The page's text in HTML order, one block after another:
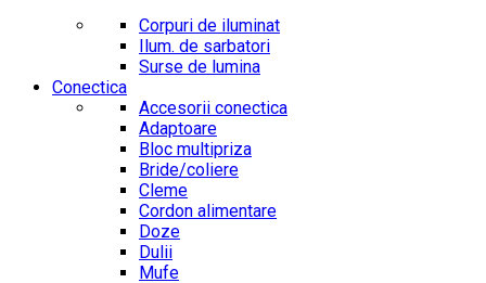
Corpuri de iluminat
Ilum. de sarbatori
Surse de lumina
Conectica
Accesorii conectica
Adaptoare
Bloc multipriza
Bride/coliere
Cleme
Cordon alimentare
Doze
Dulii
Mufe